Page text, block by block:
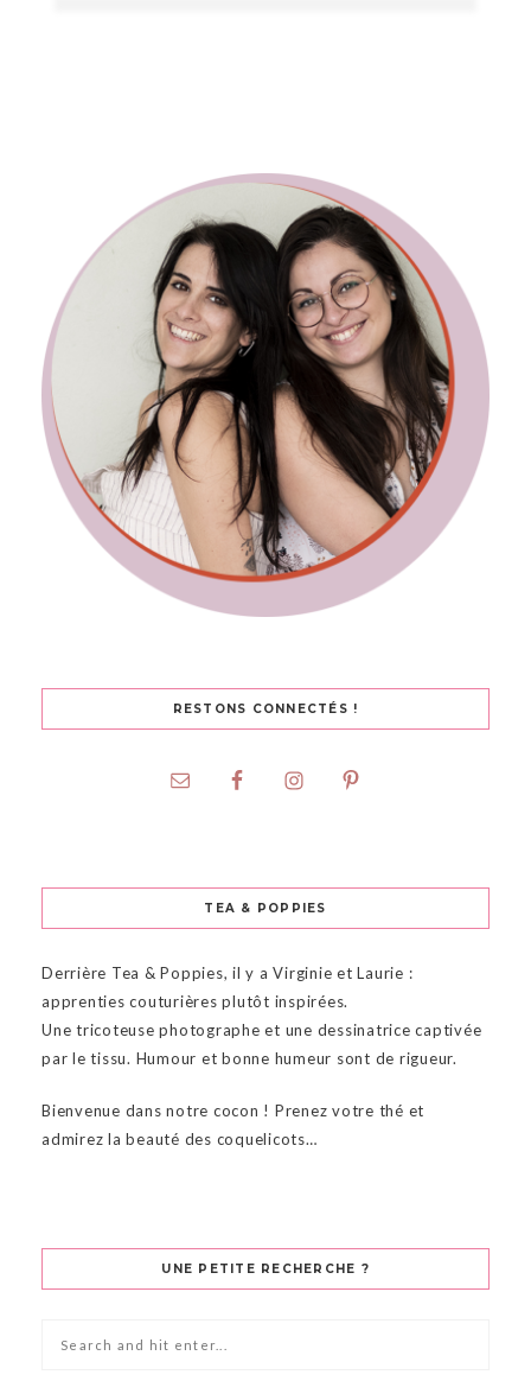
RESTONS CONNECTÉS !
TEA & POPPIES
Derrière Tea & Poppies, il y a Virginie et Laurie :
apprenties couturières plutôt inspirées.
Une tricoteuse photographe et une dessinatrice captivée
par le tissu. Humour et bonne humeur sont de rigueur.
Bienvenue dans notre cocon ! Prenez votre thé et
admirez la beauté des coquelicots…
UNE PETITE RECHERCHE ?